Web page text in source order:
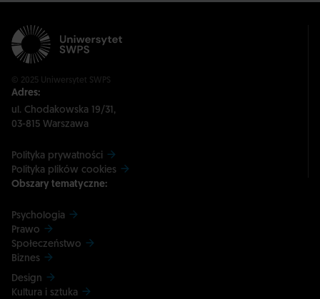
© 2025 Uniwersytet SWPS
Adres:
ul. Chodakowska 19/31,
03-815 Warszawa
Polityka prywatności
Polityka plików cookies
Obszary tematyczne:
Psychologia
Prawo
Społeczeństwo
Biznes
Design
Kultura i sztuka